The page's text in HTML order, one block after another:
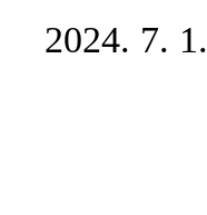
2024. 7. 1.